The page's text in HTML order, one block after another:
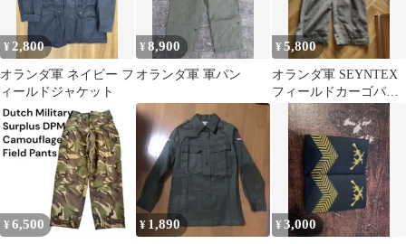
¥ 2,800
オランダ軍 ネイビー フ
ィールドジャケット
¥8,900
オランダ軍 軍パン
¥5,800
オランダ軍 SEYNTEX
フィールドカーゴパン
ツ ワイドストレート ミ
リタリー
¥ 6,500 ¥ 1,890 ¥3,000